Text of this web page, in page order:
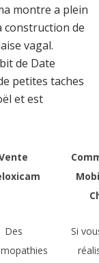
montre a plein
construction de
vagal.
de Date
petites taches
et est
Des
Si